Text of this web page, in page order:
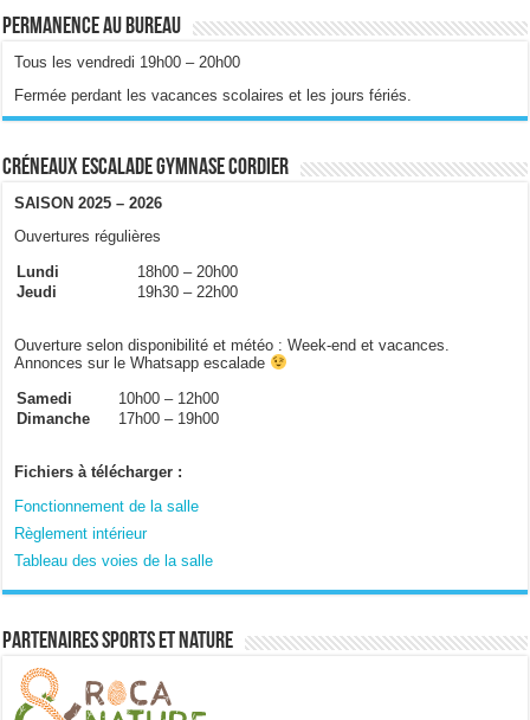
Permanence au bureau
Tous les vendredi 19h00 – 20h00
Fermée perdant les vacances scolaires et les jours fériés.
Créneaux escalade gymnase Cordier
SAISON 2025 – 2026
Ouvertures régulières
Lundi
18h00 – 20h00
Jeudi
19h30 – 22h00
Ouverture selon disponibilité et météo : Week-end et vacances.
Annonces sur le Whatsapp escalade
Samedi
10h00 – 12h00
Dimanche
17h00 – 19h00
Fichiers à télécharger :
Fonctionnement de la salle
Règlement intérieur
Tableau des voies de la salle
Partenaires sports et nature